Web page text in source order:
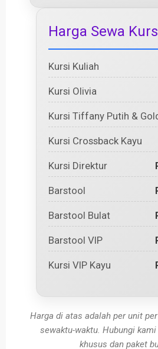
Harga Sewa
Kursi Kuliah
Kursi Olivia
Kursi Tiffany Putih &
Kursi Crossback Kayu
Kursi Direktur
Barstool
Barstool Bulat
Barstool VIP
Kursi VIP Kayu
Harga di atas adalah per unit
sewaktu-waktu. Hubungi
khusus dan paket